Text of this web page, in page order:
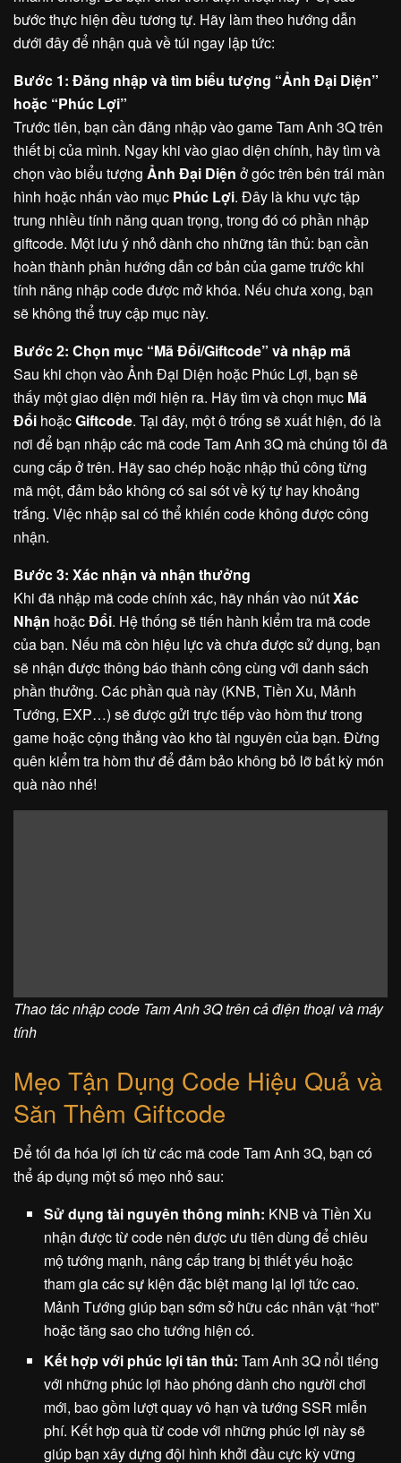
bước thực hiện đều tương tự. Hãy làm theo hướng dẫn
dưới đây để nhận quà về túi ngay lập tức:
Bước 1: Đăng nhập và tìm biểu tượng “Ảnh Đại Diện”
hoặc “Phúc Lợi”
Trước tiên, bạn cần đăng nhập vào game Tam Anh 3Q trên
thiết bị của mình. Ngay khi vào giao diện chính, hãy tìm và
chọn vào biểu tượng Ảnh Đại Diện ở góc trên bên trái màn
hình hoặc nhấn vào mục Phúc Lợi. Đây là khu vực tập
trung nhiều tính năng quan trọng, trong đó có phần nhập
giftcode. Một lưu ý nhỏ dành cho những tân thủ: bạn cần
hoàn thành phần hướng dẫn cơ bản của game trước khi
tính năng nhập code được mở khóa. Nếu chưa xong, bạn
sẽ không thể truy cập mục này.
Bước 2: Chọn mục “Mã Đổi/Giftcode” và nhập mã
Sau khi chọn vào Ảnh Đại Diện hoặc Phúc Lợi, bạn sẽ
thấy một giao diện mới hiện ra. Hãy tìm và chọn mục Mã
Đổi hoặcGiftcode. Tại đây, một ô trống sẽ xuất hiện, đó là
nơi để bạn nhập các mã code Tam Anh 3Q mà chúng tôi đã
cung cấp ở trên. Hãy sao chép hoặc nhập thủ công từng
mã một, đảm bảo không có sai sót về ký tự hay khoảng
trắng. Việc nhập sai có thể khiến code không được công
nhận.
Bước 3: Xác nhận và nhận thưởng
Khi đã nhập mã code chính xác, hãy nhấn vào nútXác
Nhận hoặcĐổi. Hệ thống sẽ tiến hành kiểm tra mã code
của bạn. Nếu mã còn hiệu lực và chưa được sử dụng, bạn
sẽ nhận được thông báo thành công cùng với danh sách
phần thưởng. Các phần quà này (KNB, Tiền Xu, Mảnh
Tướng, EXP…) sẽ được gửi trực tiếp vào hòm thư trong
game hoặc cộng thẳng vào kho tài nguyên của bạn. Đừng
quên kiểm tra hòm thư để đảm bảo không bỏ lỡ bất kỳ món
quà nào nhé!
Thao tác nhập code Tam Anh 3Q trên cả điện thoại và máy
tính
Mẹo Tận Dụng Code Hiệu Quả và
Săn Thêm Giftcode
Để tối đa hóa lợi ích từ các mã code Tam Anh 3Q, bạn có
thể áp dụng một số mẹo nhỏ sau:
Sử dụng tài nguyên thông minh: KNB và Tiền Xu
nhận được từ code nên được ưu tiên dùng để chiêu
mộ tướng mạnh, nâng cấp trang bị thiết yếu hoặc
tham gia các sự kiện đặc biệt mang lại lợi tức cao.
Mảnh Tướng giúp bạn sớm sở hữu các nhân vật “hot”
hoặc tăng sao cho tướng hiện có.
Kết hợp với phúc lợi tân thủ: Tam Anh 3Q nổi tiếng
với những phúc lợi hào phóng dành cho người chơi
mới, bao gồm lượt quay vô hạn và tướng SSR miễn
phí. Kết hợp quà từ code với những phúc lợi này sẽ
giúp bạn xây dựng đội hình khởi đầu cực kỳ vững